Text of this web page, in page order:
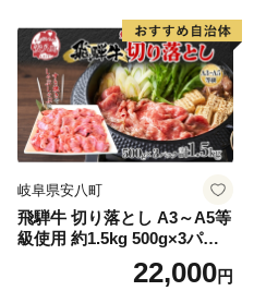
岐阜県安八町
飛騨牛 切り落とし A3～A5等
級使用 約1.5kg 500g×3パッ
ク 肉 牛肉 和牛 ブランド牛
お肉 ビーフ しゃぶしゃぶ す
22,000円